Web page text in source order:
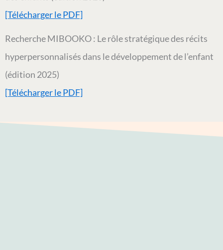
[Télécharger le PDF]
Recherche MIBOOKO : Le rôle stratégique des récits
hyperpersonnalisés dans le développement de l’enfant
(édition 2025)
[Télécharger le PDF]